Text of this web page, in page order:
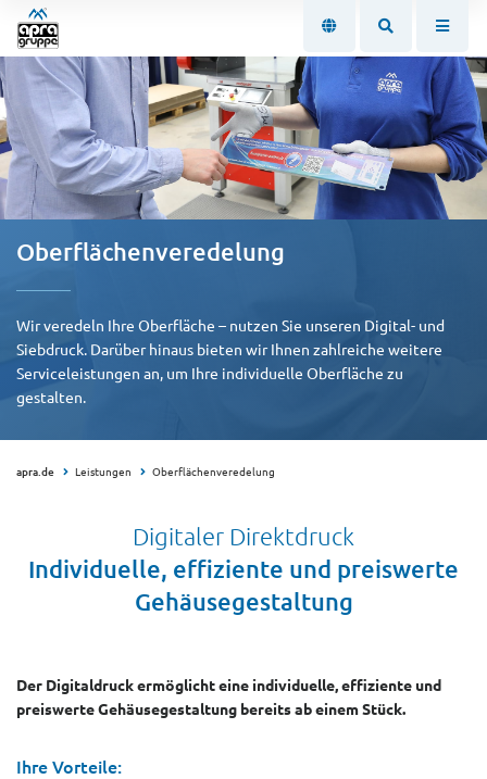
Oberflächenveredelung
Wir veredeln Ihre Oberfläche – nutzen Sie unseren Digital- und
Siebdruck. Darüber hinaus bieten wir Ihnen zahlreiche weitere
Serviceleistungen an, um Ihre individuelle Oberfläche zu
gestalten.
apra.de Leistungen Oberflächenveredelung
Digitaler Direktdruck
Individuelle, effiziente und preiswerte
Gehäusegestaltung
Der Digitaldruck ermöglicht eine individuelle, effiziente und
preiswerte Gehäusegestaltung bereits ab einem Stück.
Ihre Vorteile: